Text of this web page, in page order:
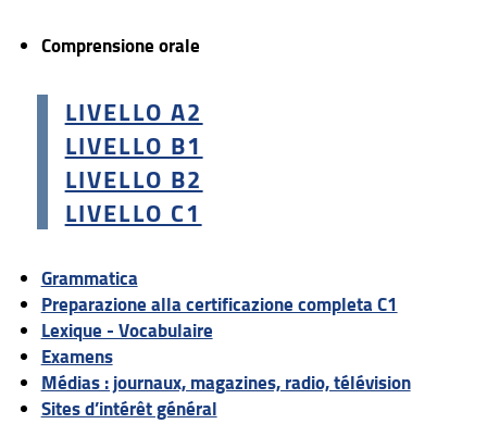
Comprensione orale
LIVELLO A2
LIVELLO B1
LIVELLO B2
LIVELLO C1
Grammatica
Preparazione alla certificazione completa C1
Lexique - Vocabulaire
Examens
Médias : journaux, magazines, radio, télévision
Sites d’intérêt général